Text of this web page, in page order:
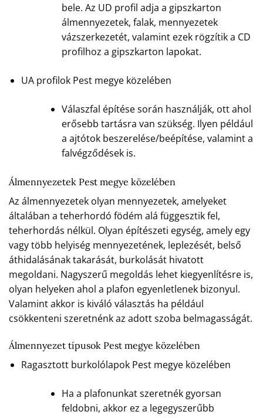
bele. Az UD profil adja a gipszkarton
álmennyezetek, falak, mennyezetek
vázszerkezetét, valamint ezek rögzítik a CD
profilhoz a gipszkarton lapokat.
UA profilok Pest megye közelében
Válaszfal építése során használják, ott ahol
erősebb tartásra van szükség. Ilyen például
a ajtótok beszerelése/beépítése, valamint a
falvégződések is.
Álmennyezetek Pest megye közelében
Az álmennyezetek olyan mennyezetek, amelyeket
általában a teherhordó födém alá függesztik fel,
teherhordás nélkül. Olyan építészeti egység, amely egy
vagy több helyiség mennyezetének, leplezését, belső
áthidalásának takarását, burkolását hivatott
megoldani. Nagyszerű megoldás lehet kiegyenlítésre is,
olyan helyeken ahol a plafon egyenletlenek bizonyul.
Valamint akkor is kiváló választás ha például
csökkenteni szeretnénk az adott szoba belmagasságát.
Álmennyezet típusok Pest megye közelében
Ragasztott burkolólapok Pest megye közelében
Ha a plafonunkat szeretnék gyorsan
feldobni, akkor ez a legegyszerűbb